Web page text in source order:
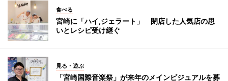
食べる
宮崎に「ハイ,ジェラート」 閉店した人気店の思
いとレシピ受け継ぐ
見る・遊ぶ
「宮崎国際音楽祭」が来年のメインビジュアルを募